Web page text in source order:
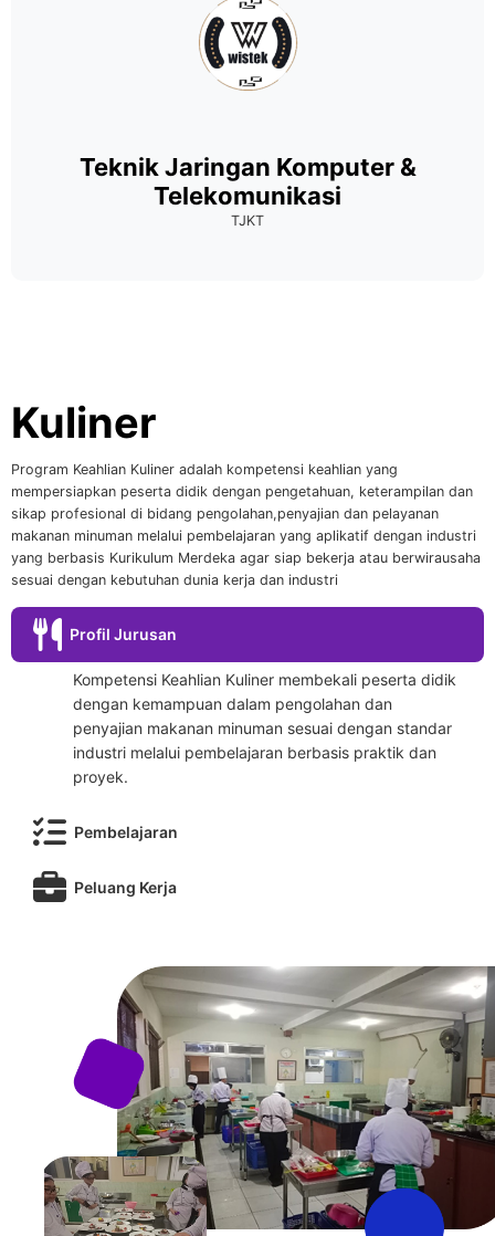
Teknik Jaringan Komputer &
Telekomunikasi
TJKT
Kuliner
Program Keahlian Kuliner adalah kompetensi keahlian yang
mempersiapkan peserta didik dengan pengetahuan, keterampilan dan
sikap profesional di bidang pengolahan,penyajian dan pelayanan
makanan minuman melalui pembelajaran yang aplikatif dengan industri
yang berbasis Kurikulum Merdeka agar siap bekerja atau berwirausaha
sesuai dengan kebutuhan dunia kerja dan industri
Profil Jurusan
Kompetensi Keahlian Kuliner membekali peserta didik
dengan kemampuan dalam pengolahan dan
penyajian makanan minuman sesuai dengan standar
industri melalui pembelajaran berbasis praktik dan
proyek.
Pembelajaran
Peluang Kerja